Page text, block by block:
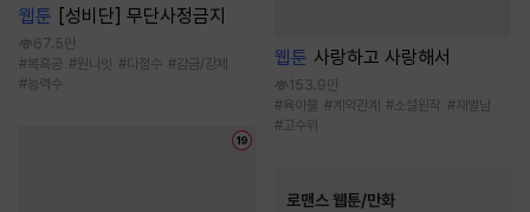
웹툰 [성비단] 무단사정금지
67.5만
#복흑공 #원나잇 #다정수 #감금/강제
#능력수
웹툰 사랑하고 사랑해서
153.9만
#육아물 #계약관계 #소설원작 #재벌남
#고수위
로맨스 웹툰/만화